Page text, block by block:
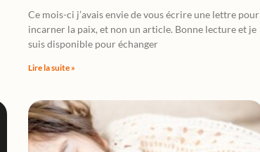
Ce mois-ci j’avais envie de vous écrire une lettre pour
incarner la paix, et non un article. Bonne lecture et je
suis disponible pour échanger
Lire la suite »